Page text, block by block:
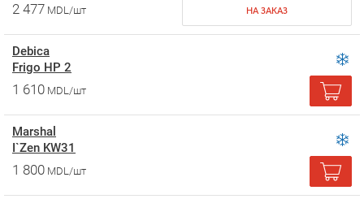
2 477 MDL/шт НА ЗАКАЗ
Debica
Frigo HP 2
1 610 MDL/шт
Marshal
I`Zen KW31
1 800 MDL/шт